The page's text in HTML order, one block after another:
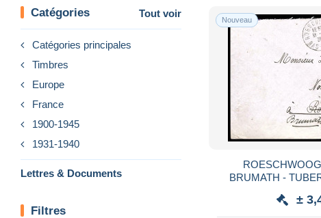
Catégories Tout voir
Catégories principales
Timbres
Europe
France
1900-1945
1931-1940
Lettres & Documents
Filtres
Nouveau
BRUMATH -
±